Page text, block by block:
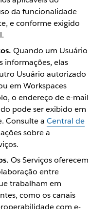
da funcionalidade
e conforme exigido
Quando um Usuário
informações, elas
Usuário autorizado
em Workspaces
o endereço de e-mail
pode ser exibido em
Consulte a Central de
sobre a
Os Serviços oferecem
entre
trabalham em
como os canais
com e-